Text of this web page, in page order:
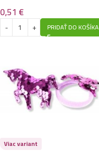
0,51 €
PRIDAŤ DO KOŠÍKA
Viac variant